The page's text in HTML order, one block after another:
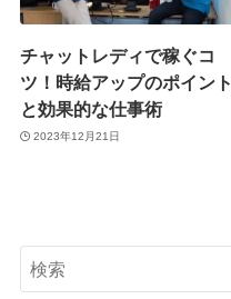
チャットレディで稼ぐコ
ツ！時給アップのポイント
と効果的な仕事術
2023年12月21日